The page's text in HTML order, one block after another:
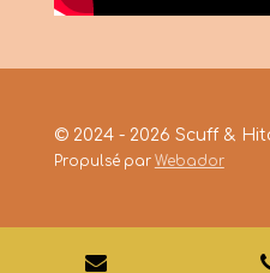
© 2024 - 2026 Scuff &
Propulsé par Webador